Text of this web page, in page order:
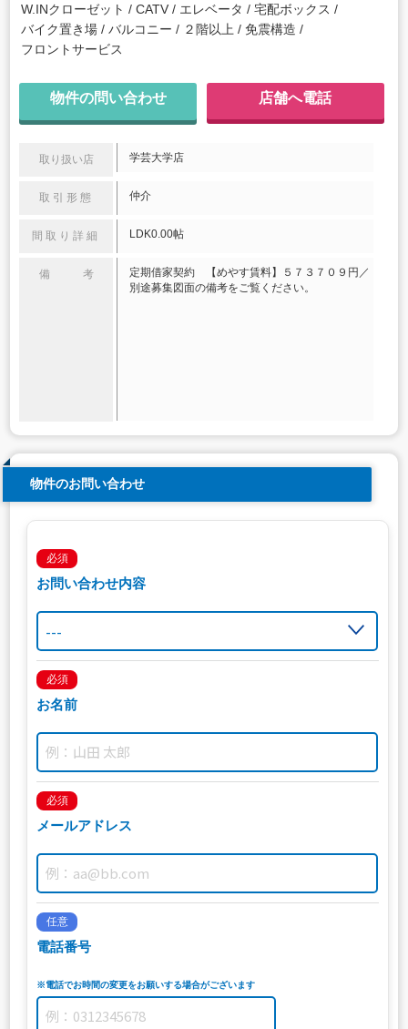
W.INクローゼット
CATV エレベータ
宅配ボックス
バイク置き場
バルコニー ２階以上
免震構造
フロントサービス
物件の問い合わせ 店舗へ電話
取り扱い店 学芸大学店
取引形態 仲介
間取り詳細 LDK0.00帖
備 考
定期借家契約 【めやす賃料】５７３７０９円／
別途募集図面の備考をご覧ください。
物件のお問い合わせ
必須
お問い合わせ内容
必須
お名前
必須
メールアドレス
任意
電話番号
※電話でお時間の変更をお願いする場合がございます